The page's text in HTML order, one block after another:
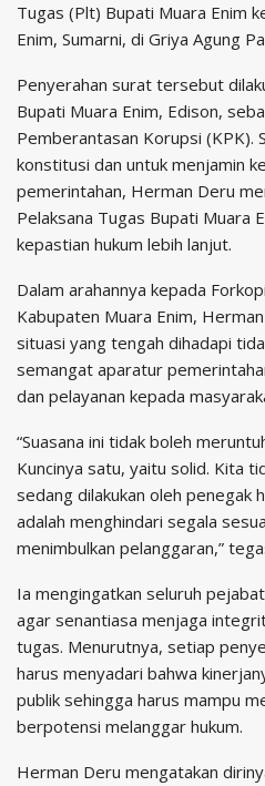
Tugas (Plt) Bupati Muara Enim
Enim, Sumarni, di Griya Agung
Penyerahan surat tersebut
Bupati Muara Enim, Edison,
Pemberantasan Korupsi (KPK).
konstitusi dan untuk menjamin
pemerintahan, Herman Deru
Pelaksana Tugas Bupati Muara
kepastian hukum lebih lanjut.
Dalam arahannya kepada
Kabupaten Muara Enim,
situasi yang tengah dihadapi
semangat aparatur
dan pelayanan kepada
“Suasana ini tidak boleh
Kuncinya satu, yaitu solid. Kita
sedang dilakukan oleh penegak
adalah menghindari segala
menimbulkan pelanggaran,”
Ia mengingatkan seluruh
agar senantiasa menjaga
tugas. Menurutnya, setiap
harus menyadari bahwa
publik sehingga harus mampu
berpotensi melanggar hukum.
Herman Deru mengatakan